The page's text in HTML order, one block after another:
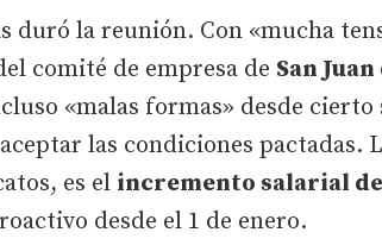
duró la reunión. Con «mucha
comité de empresa de San
«malas formas» desde
aceptar las condiciones pactadas.
es el incremento salarial
desde el 1 de enero.